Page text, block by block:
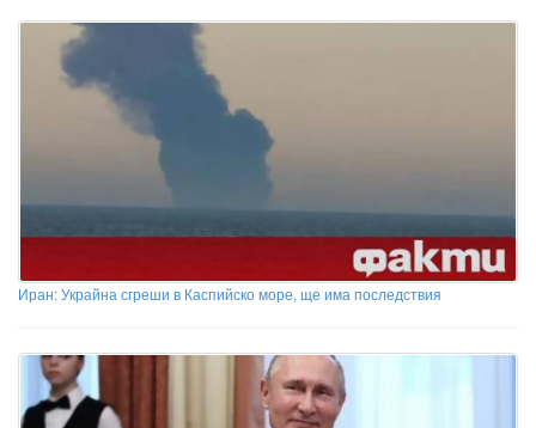
Иран: Украйна сгреши в Каспийско море, ще има последствия